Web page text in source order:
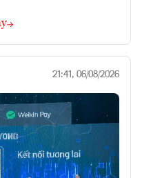
21:41, 06/08/2026